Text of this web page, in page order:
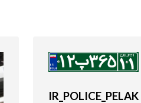
IR_POLICE_PELAK